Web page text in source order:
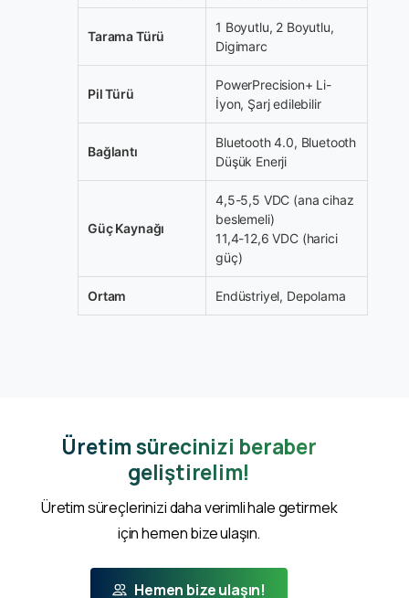
Tarama Türü
1 Boyutlu, 2 Boyutlu,
Digimarc
Pil Türü
PowerPrecision+ Li-
İyon, Şarj edilebilir
Bağlantı
Bluetooth 4.0, Bluetooth
Düşük Enerji
Güç Kaynağı
4,5-5,5 VDC (ana cihaz
beslemeli)
11,4-12,6 VDC (harici
güç)
Ortam Endüstriyel, Depolama
Üretim sürecinizi beraber
geliştirelim!
Üretim süreçlerinizi daha verimli hale getirmek
için hemen bize ulaşın.
Hemen bize ulaşın!